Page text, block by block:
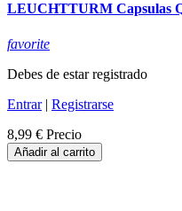
LEUCHTTURM Capsulas
favorite
Debes de estar registrado
Entrar| Registrarse
8,99 € Precio
Añadir al carrito